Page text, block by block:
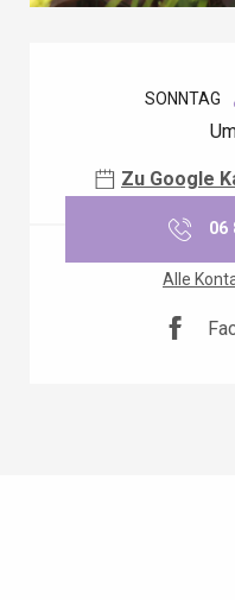
SONNTAG
Zu Google
06
Alle